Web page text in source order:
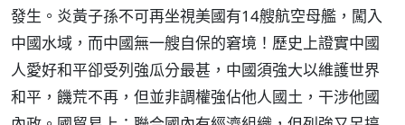
發生。炎黃子孫不可再坐視美國有14艘航空母艦，闖入
中國水域，而中國無一艘自保的窘境！歷史上證實中國
人愛好和平卻受列強瓜分最甚，中國須強大以維護世界
和平，饑荒不再，但並非調權強佔他人國土，干涉他國